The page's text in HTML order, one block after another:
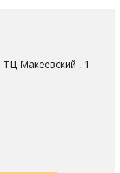
Макеевский , 1